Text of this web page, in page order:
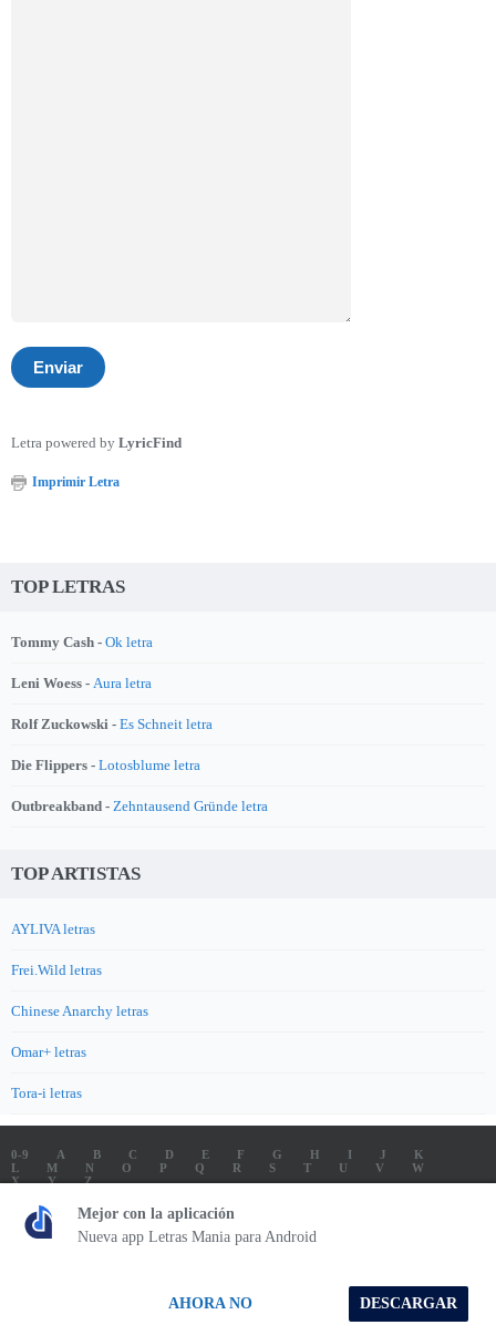
Letra powered by LyricFind
Imprimir Letra
TOP LETRAS
Tommy Cash - Ok letra
Leni Woess - Aura letra
Rolf Zuckowski - Es Schneit letra
Die Flippers - Lotosblume letra
Outbreakband - Zehntausend Gründe letra
TOP ARTISTAS
AYLIVA letras
Frei.Wild letras
Chinese Anarchy letras
Omar+ letras
Tora-i letras
0-9 A B C D E F G H I J
K
L
M N O P Q R S T V
W
X
Y
Z
LETRAS
SOUNDTRACK LETRAS
TOP 100 LETRAS
ENVIA LETRAS
Letrasmania.com - Copyright © 2026 - All Rights Reserved
Mejor con la aplicación
Nueva app Letras Mania para Android
DESCARGAR
AHORA NO